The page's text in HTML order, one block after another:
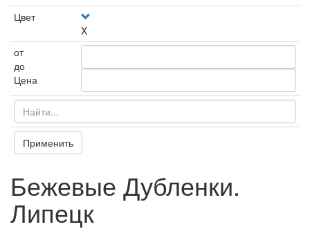
Цвет
X
от
до
Цена
Применить
Бежевые Дубленки.
Липецк